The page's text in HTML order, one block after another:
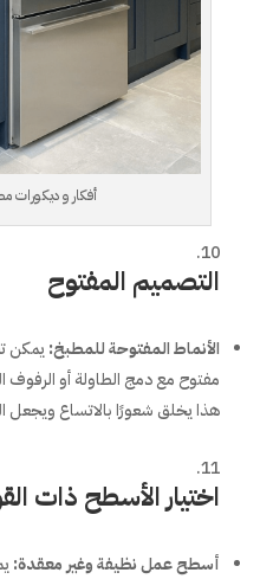
أفكار و ديكورات
التصميم المفتوح
الأنماط المفتوحة للمطبخ: يمكن
مفتوح مع دمج الطاولة أو الرفوف
هذا يخلق شعورًا بالاتساع ويجعل
اختيار الأسطح ذات
أسطح عمل نظيفة وغير معقدة: